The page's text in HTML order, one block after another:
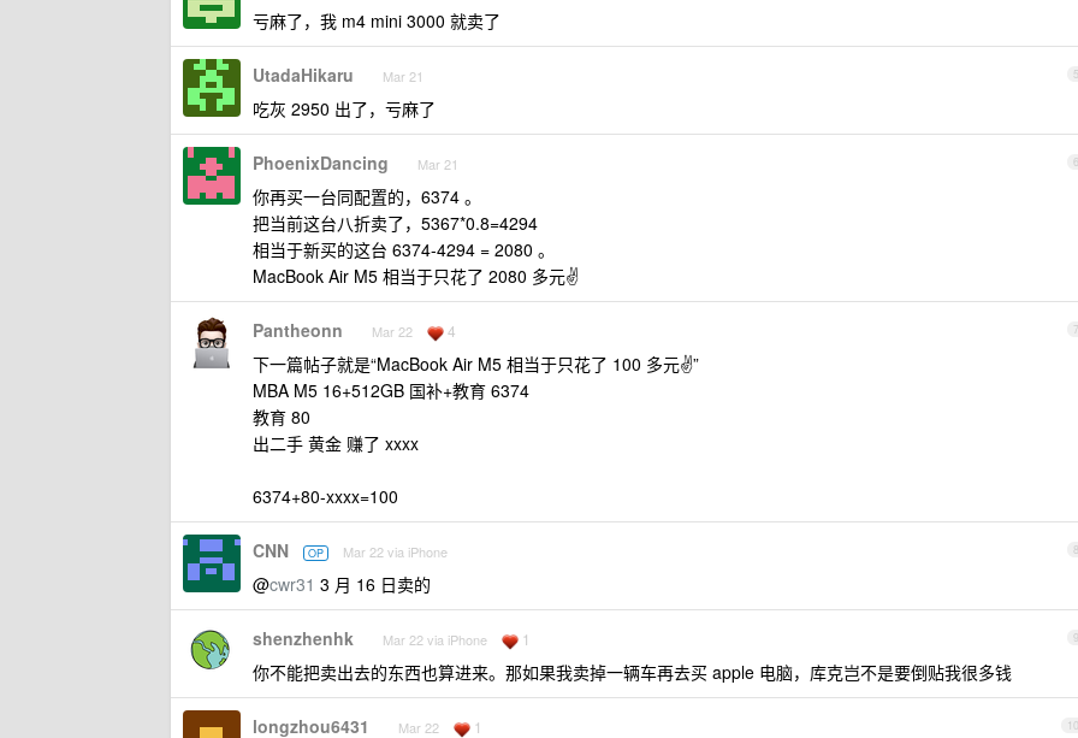
亏麻了，我 m4 mini 3000 就卖了
5
UtadaHikaru Mar 21
吃灰 2950 出了，亏麻了
6
PhoenixDancing Mar 21
你再买一台同配置的，6374 。
把当前这台八折卖了，5367*0.8=4294
相当于新买的这台 6374-4294 = 2080 。
MacBook Air M5 相当于只花了 2080 多元✌️
7
Pantheonn Mar 22 4
下一篇帖子就是“MacBook Air M5 相当于只花了 100 多元✌️”
MBA M5 16+512GB 国补+教育 6374
教育 80
出二手 黄金 赚了 xxxx
6374+80-xxxx=100
8
CNN OP Mar 22 via iPhone
@cwr31 3 月 16 日卖的
9
shenzhenhk Mar 22 via iPhone 1
你不能把卖出去的东西也算进来。那如果我卖掉一辆车再去买 apple 电脑，库克岂不是要倒贴我很多钱
10
longzhou6431 Mar 22 1